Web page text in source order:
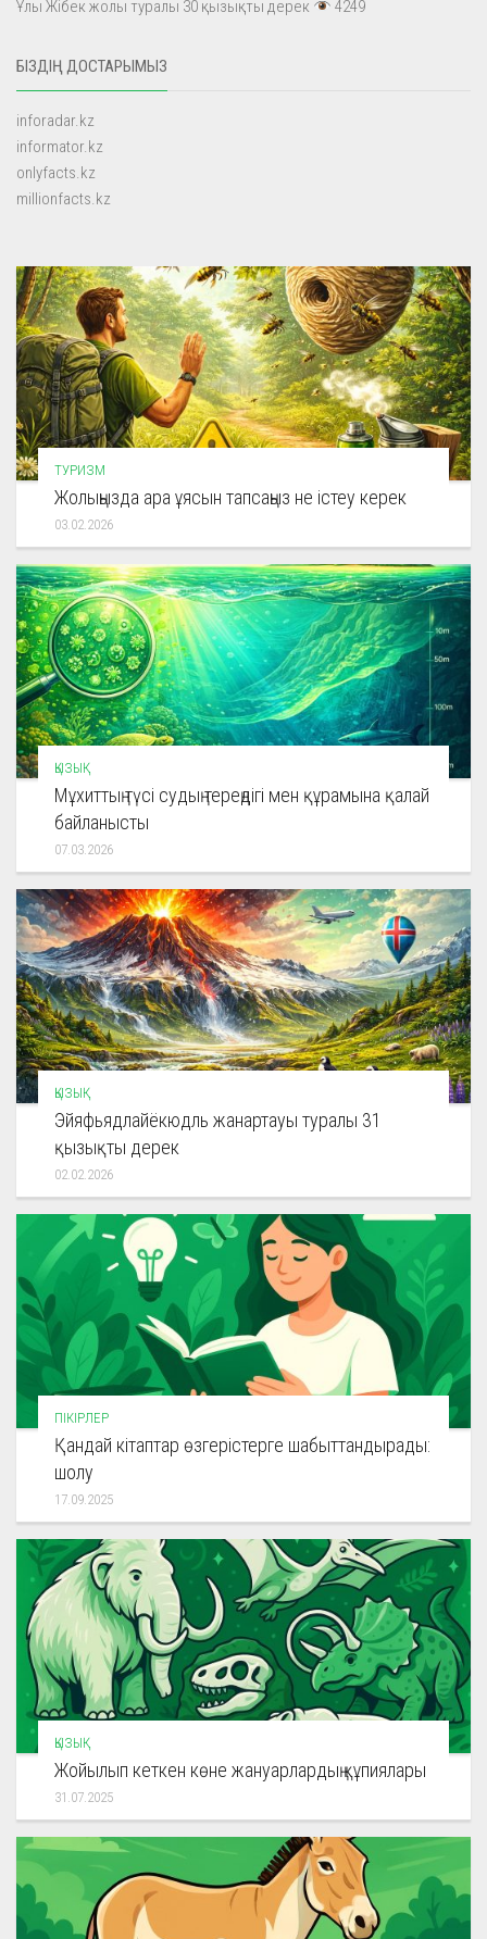
Ұлы Жібек жолы туралы 30 қызықты дерек 4249
БІЗДІҢ ДОСТАРЫМЫЗ
inforadar.kz
informator.kz
onlyfacts.kz
millionfacts.kz
ТУРИЗМ
Жолыңызда ара ұясын тапсаңыз не істеу керек
03.02.2026
ҚЫЗЫҚ
Мұхиттың түсі судың тереңдігі мен құрамына қалай
байланысты
07.03.2026
ҚЫЗЫҚ
Эйяфьядлайёкюдль жанартауы туралы 31
қызықты дерек
02.02.2026
ПІКІРЛЕР
Қандай кітаптар өзгерістерге шабыттандырады:
шолу
17.09.2025
ҚЫЗЫҚ
Жойылып кеткен көне жануарлардың құпиялары
31.07.2025